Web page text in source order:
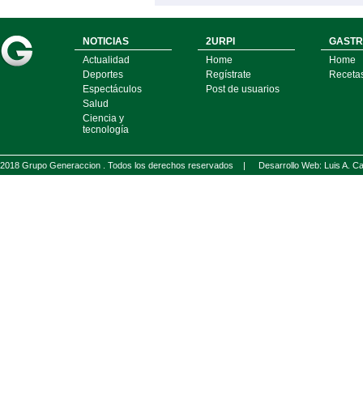
NOTICIAS
Actualidad
Deportes
Espectáculos
Salud
Ciencia y
tecnología
2URPI
Home
Regístrate
Post de usuarios
Home
2018 Grupo Generaccion . Todos los derechos reservados | Desarrollo Web: Luis